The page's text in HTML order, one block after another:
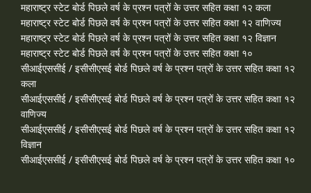
महाराष्ट्र स्टेट बोर्ड पिछले वर्ष के प्रश्न पत्रों के उत्तर सहित कक्षा १२ कला
महाराष्ट्र स्टेट बोर्ड पिछले वर्ष के प्रश्न पत्रों के उत्तर सहित कक्षा १२ वाणिज्य
महाराष्ट्र स्टेट बोर्ड पिछले वर्ष के प्रश्न पत्रों के उत्तर सहित कक्षा १२ विज्ञान
महाराष्ट्र स्टेट बोर्ड पिछले वर्ष के प्रश्न पत्रों के उत्तर सहित कक्षा १०
सीआईएससीई / इसीसीएसई बोर्ड पिछले वर्ष के प्रश्न पत्रों के उत्तर सहित कक्षा १२
कला
सीआईएससीई / इसीसीएसई बोर्ड पिछले वर्ष के प्रश्न पत्रों के उत्तर सहित कक्षा १२
वाणिज्य
सीआईएससीई / इसीसीएसई बोर्ड पिछले वर्ष के प्रश्न पत्रों के उत्तर सहित कक्षा १२
विज्ञान
सीआईएससीई / इसीसीएसई बोर्ड पिछले वर्ष के प्रश्न पत्रों के उत्तर सहित कक्षा १०